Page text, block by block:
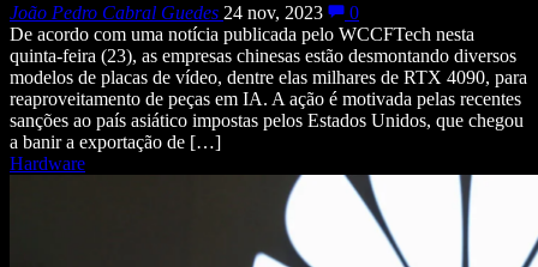
João Pedro Cabral Guedes 24 nov, 2023
0
De acordo com uma notícia publicada pelo WCCFTech nesta
quinta-feira (23), as empresas chinesas estão desmontando diversos
modelos de placas de vídeo, dentre elas milhares de RTX 4090, para
reaproveitamento de peças em IA. A ação é motivada pelas recentes
sanções ao país asiático impostas pelos Estados Unidos, que chegou
a banir a exportação de […]
Hardware